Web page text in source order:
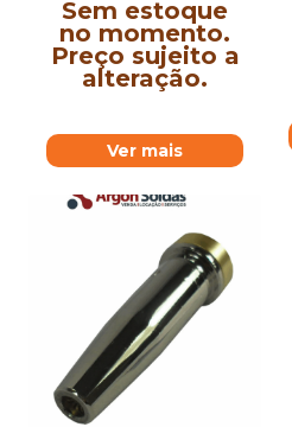
Sem estoque
no momento.
Preço sujeito a
alteração.
Ver mais